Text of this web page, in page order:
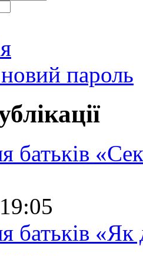
пароль
батьків
батьків